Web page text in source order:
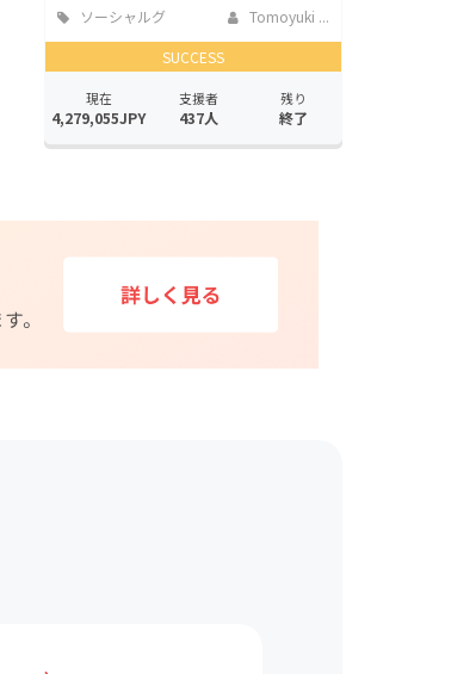
ソーシャルグ
ッド
Tomoyuki ...
SUCCESS
現在
4,279,055JPY
支援者
437人
残り
終了